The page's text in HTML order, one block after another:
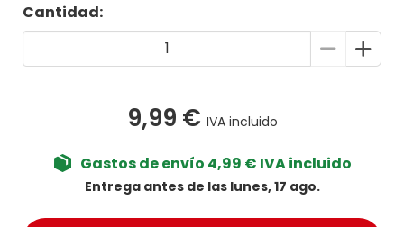
Cantidad:
9,99 € IVA incluido
Gastos de envío 4,99 € IVA incluido
Entrega antes de las lunes, 17 ago.